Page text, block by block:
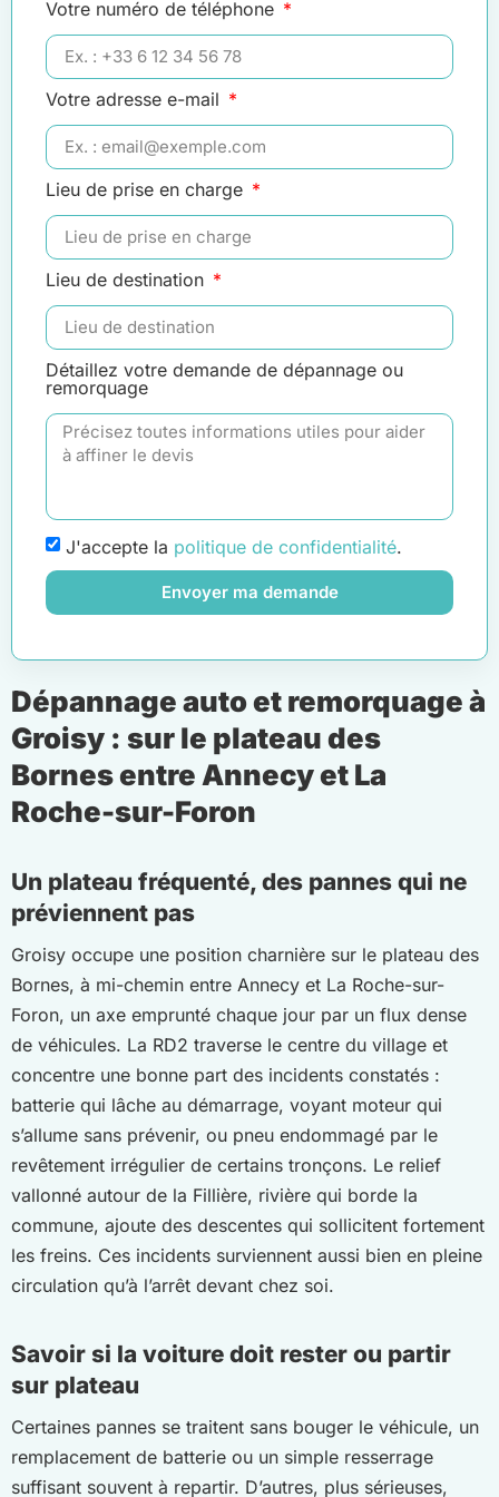
Votre numéro de téléphone
Votre adresse e-mail
Lieu de prise en charge
Lieu de destination
Détaillez votre demande de dépannage ou
remorquage
J'accepte la politique de confidentialité.
Envoyer ma demande
Dépannage auto et remorquage à
Groisy : sur le plateau des
Bornes entre Annecy et La
Roche-sur-Foron
Un plateau fréquenté, des pannes qui ne
préviennent pas
Groisy occupe une position charnière sur le plateau des
Bornes, à mi-chemin entre Annecy et La Roche-sur-
Foron, un axe emprunté chaque jour par un flux dense
de véhicules. La RD2 traverse le centre du village et
concentre une bonne part des incidents constatés :
batterie qui lâche au démarrage, voyant moteur qui
s’allume sans prévenir, ou pneu endommagé par le
revêtement irrégulier de certains tronçons. Le relief
vallonné autour de la Fillière, rivière qui borde la
commune, ajoute des descentes qui sollicitent fortement
les freins. Ces incidents surviennent aussi bien en pleine
circulation qu’à l’arrêt devant chez soi.
Savoir si la voiture doit rester ou partir
sur plateau
Certaines pannes se traitent sans bouger le véhicule, un
remplacement de batterie ou un simple resserrage
suffisant souvent à repartir. D’autres, plus sérieuses,